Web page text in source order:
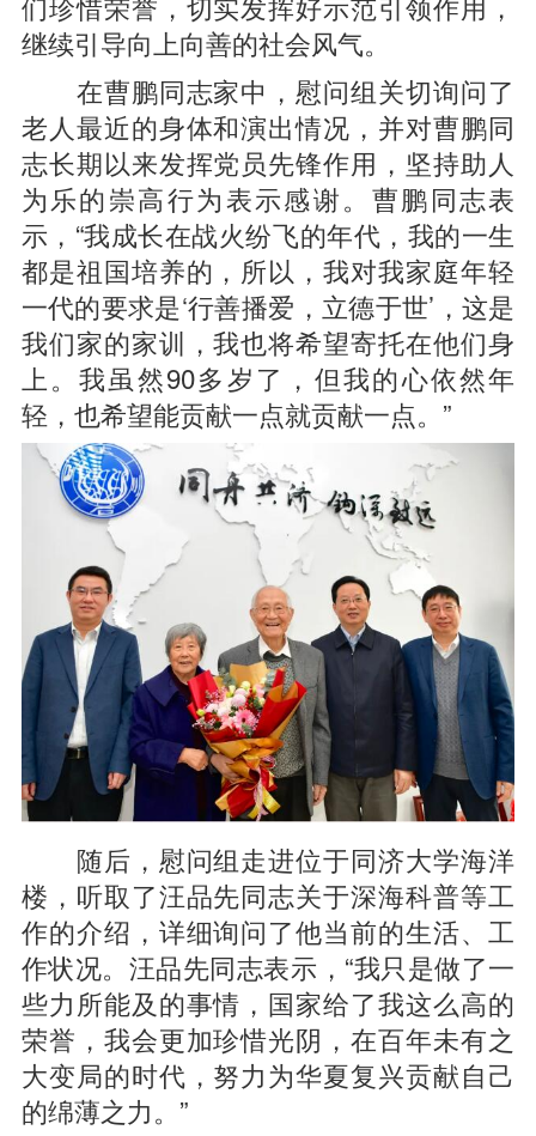
继续引导向上向善的社会风气。
在曹鹏同志家中，慰问组关切询问了
老人最近的身体和演出情况，并对曹鹏同
志长期以来发挥党员先锋作用，坚持助人
为乐的崇高行为表示感谢。曹鹏同志表
示，“我成长在战火纷飞的年代，我的一生
都是祖国培养的，所以，我对我家庭年轻
一代的要求是‘行善播爱，立德于世’，这是
我们家的家训，我也将希望寄托在他们身
上。我虽然90多岁了，但我的心依然年
轻，也希望能贡献一点就贡献一点。”
随后，慰问组走进位于同济大学海洋
楼，听取了汪品先同志关于深海科普等工
作的介绍，详细询问了他当前的生活、工
作状况。汪品先同志表示，“我只是做了一
些力所能及的事情，国家给了我这么高的
荣誉，我会更加珍惜光阴，在百年未有之
大变局的时代，努力为华夏复兴贡献自己
的绵薄之力。”